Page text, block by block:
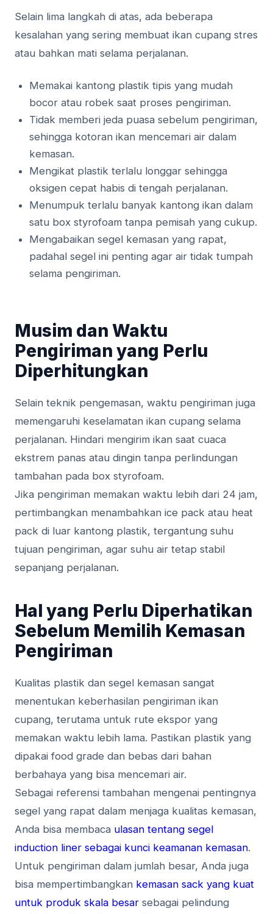
Selain lima langkah di atas, ada beberapa
kesalahan yang sering membuat ikan cupang stres
atau bahkan mati selama perjalanan.
Memakai kantong plastik tipis yang mudah
bocor atau robek saat proses pengiriman.
Tidak memberi jeda puasa sebelum pengiriman,
sehingga kotoran ikan mencemari air dalam
kemasan.
Mengikat plastik terlalu longgar sehingga
oksigen cepat habis di tengah perjalanan.
Menumpuk terlalu banyak kantong ikan dalam
satu box styrofoam tanpa pemisah yang cukup.
Mengabaikan segel kemasan yang rapat,
padahal segel ini penting agar air tidak tumpah
selama pengiriman.
Musim dan Waktu
Pengiriman yang Perlu
Diperhitungkan
Selain teknik pengemasan, waktu pengiriman juga
memengaruhi keselamatan ikan cupang selama
perjalanan. Hindari mengirim ikan saat cuaca
ekstrem panas atau dingin tanpa perlindungan
tambahan pada box styrofoam.
Jika pengiriman memakan waktu lebih dari 24 jam,
pertimbangkan menambahkan ice pack atau heat
pack di luar kantong plastik, tergantung suhu
tujuan pengiriman, agar suhu air tetap stabil
sepanjang perjalanan.
Hal yang Perlu Diperhatikan
Sebelum Memilih Kemasan
Pengiriman
Kualitas plastik dan segel kemasan sangat
menentukan keberhasilan pengiriman ikan
cupang, terutama untuk rute ekspor yang
memakan waktu lebih lama. Pastikan plastik yang
dipakai food grade dan bebas dari bahan
berbahaya yang bisa mencemari air.
Sebagai referensi tambahan mengenai pentingnya
segel yang rapat dalam menjaga kualitas kemasan,
Anda bisa membaca ulasan tentang segel
induction liner sebagai kunci keamanan kemasan.
Untuk pengiriman dalam jumlah besar, Anda juga
bisa mempertimbangkan kemasan sack yang kuat
untuk produk skala besar sebagai pelindung